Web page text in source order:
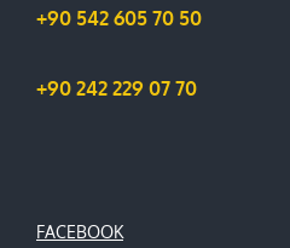
+90 542 605 70 50
+90 242 229 07 70
FACEBOOK